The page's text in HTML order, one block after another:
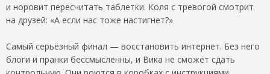
и норовит пересчитать таблетки. Коля с тревогой смотрит
на друзей: «А если нас тоже настигнет?»
Самый серьёзный финал — восстановить интернет. Без него
блоги и пранки бессмысленны, и Вика не сможет сдать